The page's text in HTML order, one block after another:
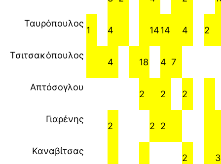
Ταυρόπουλος
1 4 1414 4 2
Τσιτσακόπουλος
4 18 4 7
Απτόσογλου
2 2 2
Γιαρένης
2 2 2
Καναβίτσας
2 3